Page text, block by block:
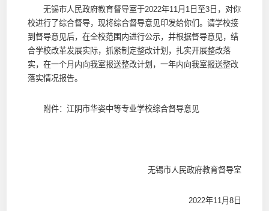
无锡市人民政府教育督导室于2022年11月1日至3日，对你
校进行了综合督导，现将综合督导意见印发给你们。请学校接
到督导意见后，在全校范围内进行公示，并根据督导意见，结
合学校改革发展实际，抓紧制定整改计划，扎实开展整改落
实，在一个月内向我室报送整改计划，一年内向我室报送整改
落实情况报告。
附件：江阴市华姿中等专业学校综合督导意见
无锡市人民政府教育督导室
2022年11月8日